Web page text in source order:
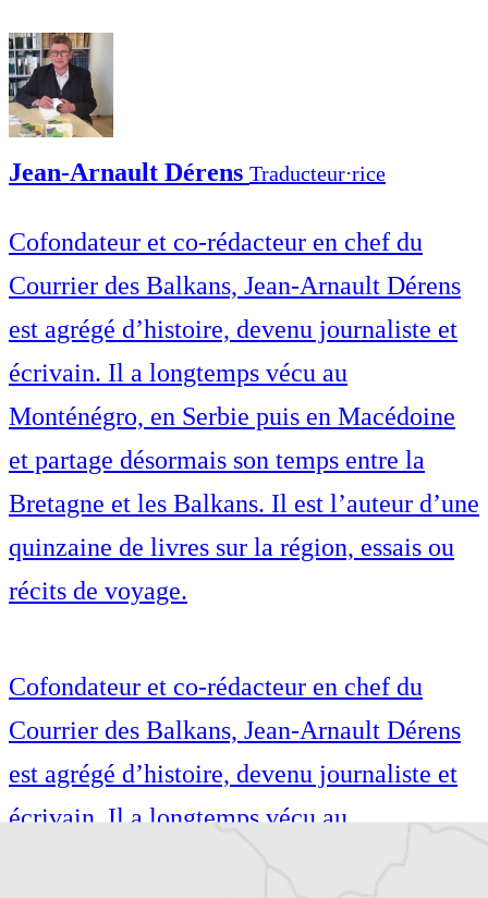
Jean-Arnault Dérens Traducteur⋅rice
Cofondateur et co-rédacteur en chef du
Courrier des Balkans, Jean-Arnault Dérens
est agrégé d’histoire, devenu journaliste et
écrivain. Il a longtemps vécu au
Monténégro, en Serbie puis en Macédoine
et partage désormais son temps entre la
Bretagne et les Balkans. Il est l’auteur d’une
quinzaine de livres sur la région, essais ou
récits de voyage.
Cofondateur et co-rédacteur en chef du
Courrier des Balkans, Jean-Arnault Dérens
est agrégé d’histoire, devenu journaliste et
écrivain. Il a longtemps vécu au